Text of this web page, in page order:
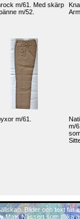
m/61. Med skärp
m/52.
m/61.
m/
Bilder och text får
Mats Nässert som tillika